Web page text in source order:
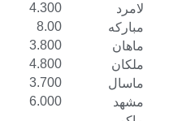
4.300
7.500
8.00
1.500
3.800
7.500
4.800
9.000
3.700
6.700
6.000
10.000